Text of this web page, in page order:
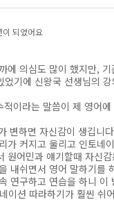
되었어요
의심도 많이 했지만,
기에 신왕국 선생님의
이라는 말씀이 제 영어
변하면 자신감이 생깁니다
가 커지고 울리고 인토네
어민과 얘기할때 자신
내쉬면서 영어 말하기
연구하고 연습을 하니
션 따라하기가 훨씬 쉬